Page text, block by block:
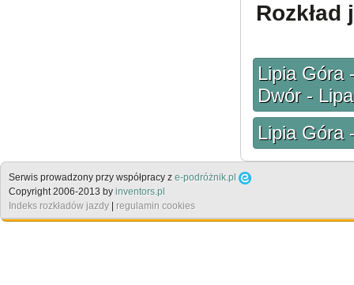
Rozkład
Lipia Góra
Dwór -
Lipia Góra
Serwis prowadzony przy współpracy z e-podróżnik.pl
Copyright 2006-2013 by inventors.pl
Indeks rozkładów jazdy
regulamin cookies